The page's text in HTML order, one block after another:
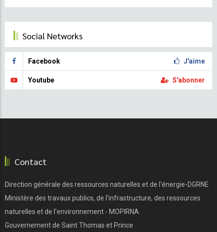
Social Networks
Facebook J'aime
Youtube S'abonner
Contact
Direction générale des ressources naturelles et de l'énergie-DGRNE
Ministère des travaux publics, de l'infrastructure, des ressources
naturelles et de l'environnement - MOPIRNA
Gouvernement de Saint Thomas et Prince